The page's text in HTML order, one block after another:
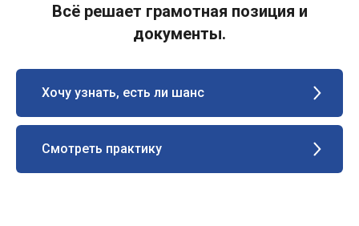
Всё решает грамотная позиция и
документы.
Хочу узнать, есть ли шанс
Смотреть практику